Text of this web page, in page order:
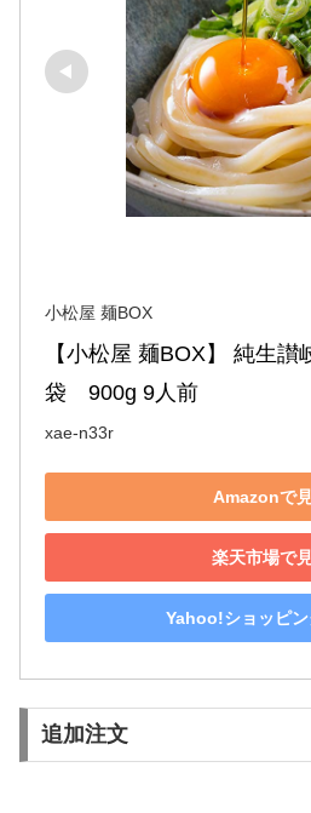
小松屋 麺BOX
【小松屋 麺BOX】 純生
袋　900g 9人前
xae-n33r
Amazonで
楽天市場で
Yahoo!ショッピン
追加注文